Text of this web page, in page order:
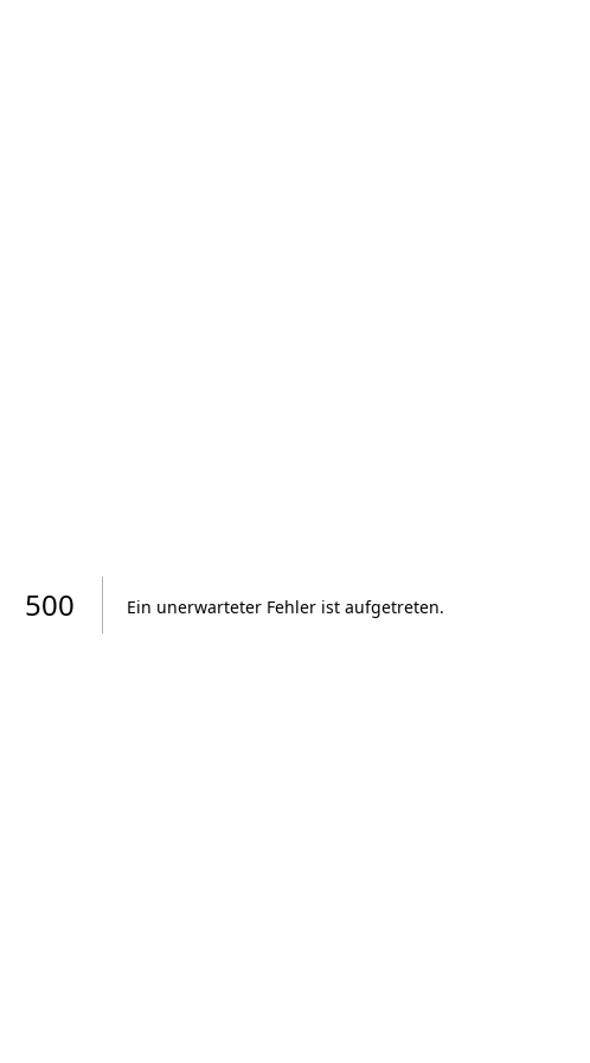
500 Ein unerwarteter Fehler ist aufgetreten.